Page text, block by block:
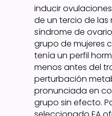
inducir
de un tercio de las
síndrome de
grupo de mujeres
tenía un perfil
menos antes del
perturbación
pronunciada en
grupo sin efecto.